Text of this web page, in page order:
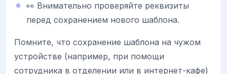
👀 Внимательно проверяйте реквизиты
перед сохранением нового шаблона.
Помните, что сохранение шаблона на чужом
устройстве (например, при помощи
сотрудника в отделении или в интернет-кафе)